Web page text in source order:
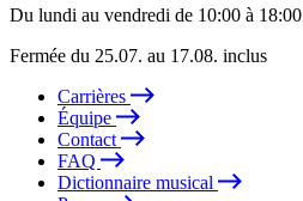
Du lundi au vendredi de 10:00 à 18:00
Fermée du 25.07. au 17.08. inclus
Carrières
Équipe
Contact
FAQ
Dictionnaire musical